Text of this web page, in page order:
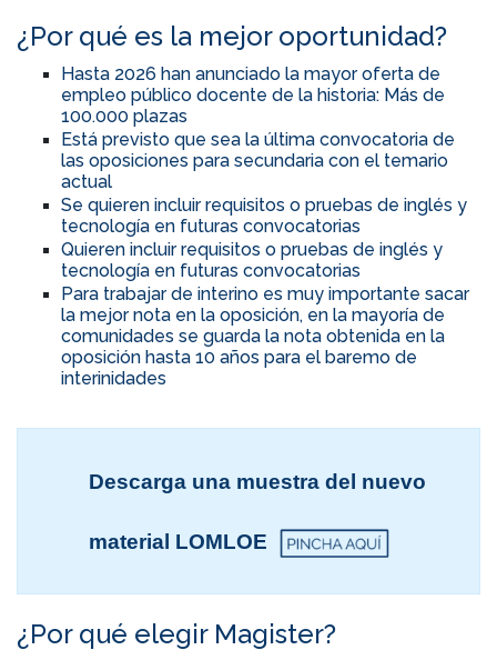
¿Por qué es la mejor oportunidad?
Hasta 2026 han anunciado la mayor oferta de
empleo público docente de la historia: Más de
100.000 plazas
Está previsto que sea la última convocatoria de
las oposiciones para secundaria con el temario
actual
Se quieren incluir requisitos o pruebas de inglés y
tecnología en futuras convocatorias
Quieren incluir requisitos o pruebas de inglés y
tecnología en futuras convocatorias
Para trabajar de interino es muy importante sacar
la mejor nota en la oposición, en la mayoría de
comunidades se guarda la nota obtenida en la
oposición hasta 10 años para el baremo de
interinidades
Descarga una muestra del nuevo
material LOMLOE
¿Por qué elegir Magister?